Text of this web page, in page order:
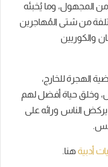
المجهول، وما يُخبئه
من شتى المُهاجرين
والكوريين
الهجرة للخارج،
وخلق حياة أفضل لهم
يركض الناس ورائه على
أدبية هنا.